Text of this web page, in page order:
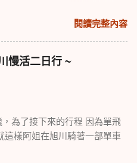
賞鳥勝地保山百花嶺開始，續
點與野趣的不同體驗。
閱讀完整內容
慢活二日行 ~
，為了接下來的行程 因為單飛
這樣阿姐在旭川騎著一部單車